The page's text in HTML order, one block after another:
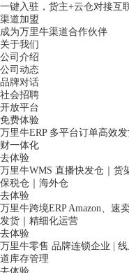
一键入驻，货主+云仓对接互
渠道加盟
成为万里牛渠道合作伙伴
关于我们
公司介绍
公司动态
品牌对话
社会招聘
开放平台
免费体验
万里牛ERP 多平台订单高效
财一体化
去体验
万里牛WMS 直播快发仓｜货
保税仓｜海外仓
去体验
万里牛跨境ERP Amazon、速
发货｜精细化运营
去体验
万里牛零售 品牌连锁企业 |
道库存管理